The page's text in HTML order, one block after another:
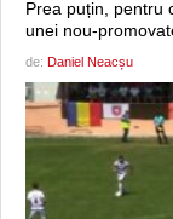
Prea puțin, pentru
unei nou-
de: Daniel Neacșu